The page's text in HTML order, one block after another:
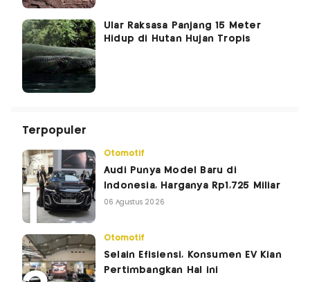
Ular Raksasa Panjang 15 Meter
Hidup di Hutan Hujan Tropis
Terpopuler
Otomotif
Audi Punya Model Baru di
Indonesia, Harganya Rp1,725 Miliar
06 Agustus 2026
Otomotif
Selain Efisiensi, Konsumen EV Kian
Pertimbangkan Hal ini